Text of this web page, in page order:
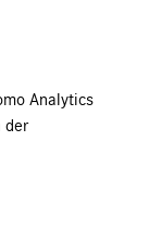
Analytics
der